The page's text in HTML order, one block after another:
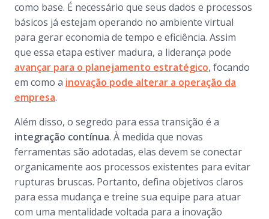
como base. É necessário que seus dados e processos
básicos já estejam operando no ambiente virtual
para gerar economia de tempo e eficiência. Assim
que essa etapa estiver madura, a liderança pode
avançar para o planejamento estratégico, focando
em como a inovação pode alterar a operação da
empresa.
Além disso, o segredo para essa transição é a
integração contínua. À medida que novas
ferramentas são adotadas, elas devem se conectar
organicamente aos processos existentes para evitar
rupturas bruscas. Portanto, defina objetivos claros
para essa mudança e treine sua equipe para atuar
com uma mentalidade voltada para a inovação